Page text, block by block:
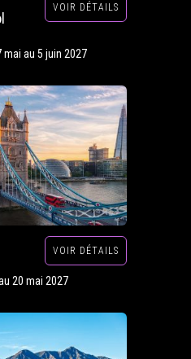
VOIR DÉTAILS
mai au 5 juin 2027
VOIR DÉTAILS
20 mai 2027